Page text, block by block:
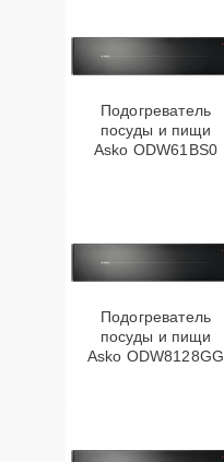
Подогреватель
посуды и пищи
Asko ODW61BS0
Подогреватель
посуды и пищи
Asko ODW8128GG